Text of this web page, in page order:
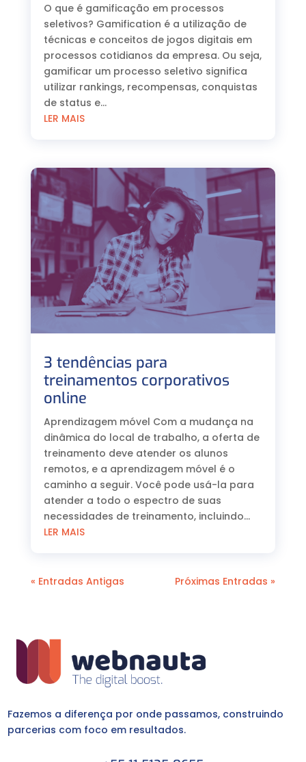
O que é gamificação em processos
seletivos? Gamification é a utilização de
técnicas e conceitos de jogos digitais em
processos cotidianos da empresa. Ou seja,
gamificar um processo seletivo significa
utilizar rankings, recompensas, conquistas
de status e...
LER MAIS
3 tendências para
treinamentos corporativos
online
Aprendizagem móvel Com a mudança na
dinâmica do local de trabalho, a oferta de
treinamento deve atender os alunos
remotos, e a aprendizagem móvel é o
caminho a seguir. Você pode usá-la para
atender a todo o espectro de suas
necessidades de treinamento, incluindo...
LER MAIS
« Entradas Antigas Próximas Entradas »
Fazemos a diferença por onde passamos, construindo
parcerias com foco em resultados.